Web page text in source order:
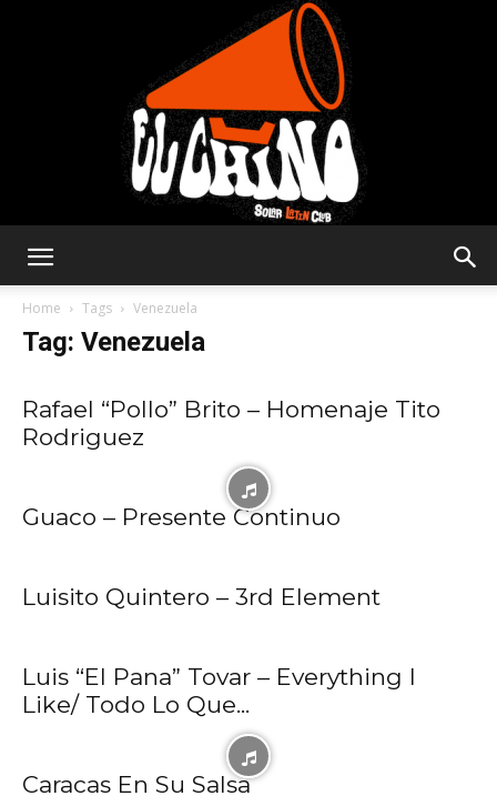
Club
Home Tags Venezuela
Tag: Venezuela
Rafael “Pollo” Brito – Homenaje Tito
Rodriguez
Guaco – Presente Continuo
Luisito Quintero – 3rd Element
Luis “El Pana” Tovar – Everything I
Like/ Todo Lo Que...
Caracas En Su Salsa